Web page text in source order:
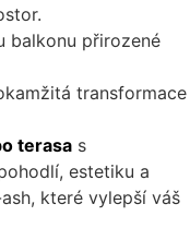
balkonu přirozené
transformace
terasa s
estetiku a
které vylepší váš